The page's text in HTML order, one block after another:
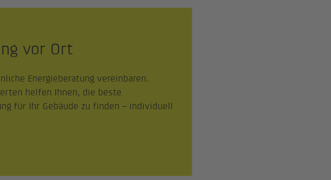
vor Ort
Energieberatung vereinbaren.
helfen Ihnen, die beste
für Ihr Gebäude zu finden – individuell